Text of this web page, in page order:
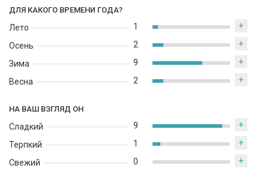
ДЛЯ КАКОГО ВРЕМЕНИ ГОДА?
Лето
Осень
Зима
Весна
1 +
2 +
9 +
2 +
НА ВАШ ВЗГЛЯД ОН
Сладкий
Терпкий
Свежий
9 +
1 +
0 +